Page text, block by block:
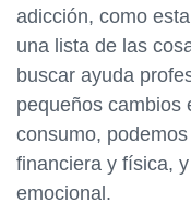
adicción, como
una lista de las
buscar ayuda
pequeños cambios
consumo,
financiera y física,
emocional.